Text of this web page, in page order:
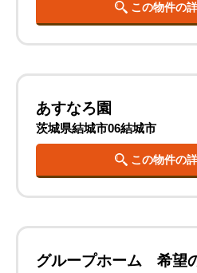
この物件の
あすなろ園
茨城県結城市06結城市
この物件の
グループホーム 希望